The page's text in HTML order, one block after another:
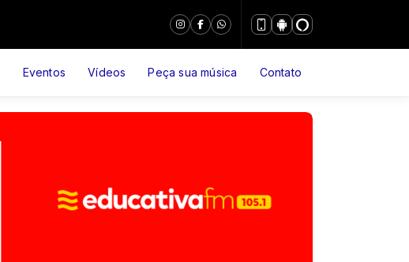
Eventos Vídeos Peça sua música Contato